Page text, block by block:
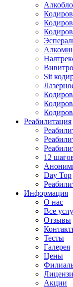
Sit
Реабилитация
12
Day Top
Информация
О нас
Все
Отзывы
Тесты
Галерея
Цены
Акции